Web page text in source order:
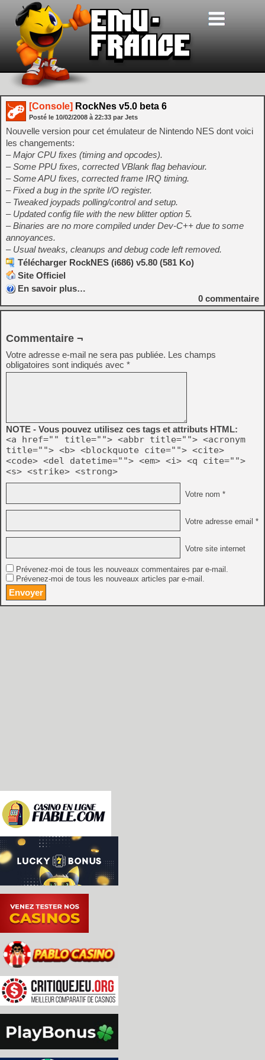
[Console] RockNes v5.0 beta 6
Posté le 10/02/2008 à 22:33 par Jets
Nouvelle version pour cet émulateur de Nintendo NES dont voici
les changements:
– Major CPU fixes (timing and opcodes).
– Some PPU fixes, corrected VBlank flag behaviour.
– Some APU fixes, corrected frame IRQ timing.
– Fixed a bug in the sprite I/O register.
– Tweaked joypads polling/control and setup.
– Updated config file with the new blitter option 5.
– Binaries are no more compiled under Dev-C++ due to some
annoyances.
– Usual tweaks, cleanups and debug code left removed.
Télécharger RockNES (i686) v5.80 (581 Ko)
Site Officiel
En savoir plus…
0 commentaire
Commentaire ¬
Votre adresse e-mail ne sera pas publiée. Les champs
obligatoires sont indiqués avec *
NOTE - Vous pouvez utilisez ces tags et attributs HTML:
<a href="" title=""> <abbr title=""> <acronym
title=""> <b> <blockquote cite=""> <cite>
<code> <del datetime=""> <em> <i> <q cite="">
<s> <strike> <strong>
Votre nom *
Votre adresse email *
Votre site internet
Prévenez-moi de tous les nouveaux commentaires par e-mail.
Prévenez-moi de tous les nouveaux articles par e-mail.